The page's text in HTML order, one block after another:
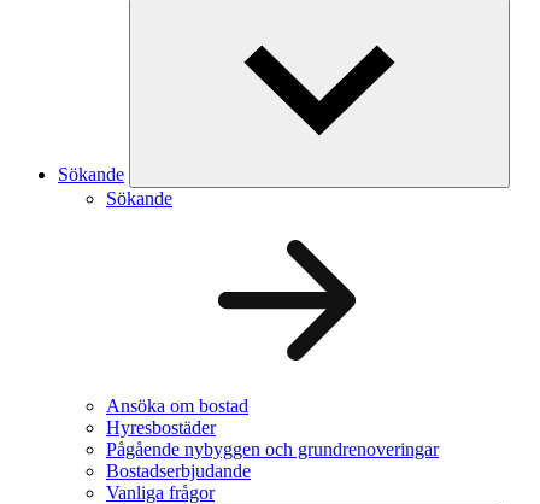
Sökande
Sökande
Ansöka om bostad
Hyresbostäder
Pågående nybyggen och grundrenoveringar
Bostadserbjudande
Vanliga frågor